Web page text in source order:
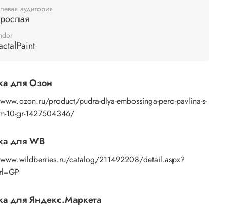
аудитория
для Озон
product/pudra-dlya-embossinga-pero-pavlina-s-
10-gr-1427504346/
для WB
catalog/211492208/detail.aspx?
для Яндекс.Маркета